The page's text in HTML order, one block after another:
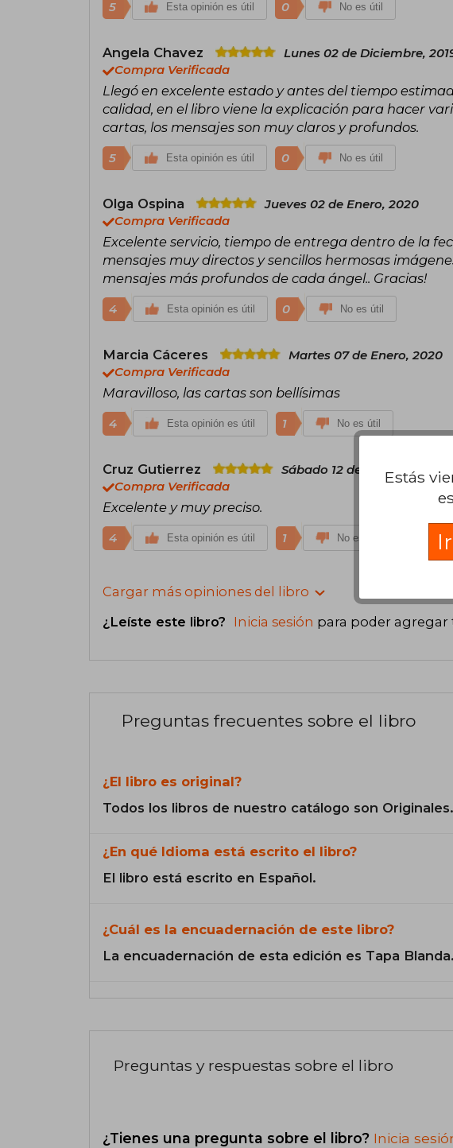
5 Esta opinión es útil 0 No es útil
Angela Chavez
Lunes 02 de Diciembre,
Compra Verificada
Llegó en excelente estado y antes del tiempo
calidad, en el libro viene la explicación para hacer
cartas, los mensajes son muy claros y profundos.
5 Esta opinión es útil 0 No es útil
Olga Ospina
Jueves 02 de Enero, 2020
Compra Verificada
Excelente servicio, tiempo de entrega dentro de la
mensajes muy directos y sencillos hermosas
mensajes más profundos de cada ángel.. Gracias!
4 Esta opinión es útil 0 No es útil
Marcia Cáceres
Martes 07 de Enero, 2020
Compra Verificada
Maravilloso, las cartas son bellísimas
4 Esta opinión es útil 1 No es útil
Cruz Gutierrez
Sábado 12 de Octubre, 2019
Compra Verificada
Excelente y muy preciso.
4 Esta opinión es útil 1 No es útil
Cargar más opiniones del libro
¿Leíste este libro? Inicia sesión para poder
Preguntas frecuentes sobre el libro
¿El libro es original?
Todos los libros de nuestro catálogo son Originales.
¿En qué Idioma está escrito el libro?
El libro está escrito en Español.
¿Cuál es la encuadernación de este libro?
La encuadernación de esta edición es Tapa Blanda.
Preguntas y respuestas sobre el libro
¿Tienes una pregunta sobre el libro? Inicia
Estás